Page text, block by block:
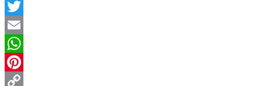
Facebook
Twitter
Email
WhatsApp
Pinterest